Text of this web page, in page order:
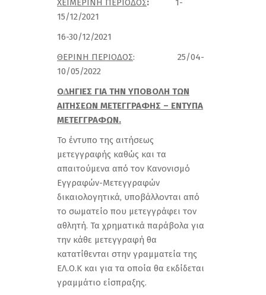
ΧΕΙΜΕΡΙΝΗ ΠΕΡΙΟΔΟΣ: 1-
15/12/2021
16-30/12/2021
ΘΕΡΙΝΗ ΠΕΡΙΟΔΟΣ: 25/04-
10/05/2022
Ο∆ΗΓΙΕΣ ΓΙΑ ΤΗΝ ΥΠΟΒΟΛΗ ΤΩΝ
ΑΙΤΗΣΕΩΝ ΜΕΤΕΓΓΡΑΦΗΣ – ΕΝΤΥΠΑ
ΜΕΤΕΓΓΡΑΦΩΝ.
Το έντυπο της αιτήσεως
μετεγγραφής καθώς και τα
απαιτούµενα από τον Κανονισµό
Εγγραφών-Μετεγγραφών
δικαιολογητικά, υποβάλλονται από
το σωµατείο που µετεγγράφει τον
αθλητή. Τα χρηµατικά παράβολα για
την κάθε µετεγγραφή θα
κατατίθενται στην γραμματεία της
ΕΛ.Ο.Κ και για τα οποία θα εκδίδεται
γραμμάτιο είσπραξης.